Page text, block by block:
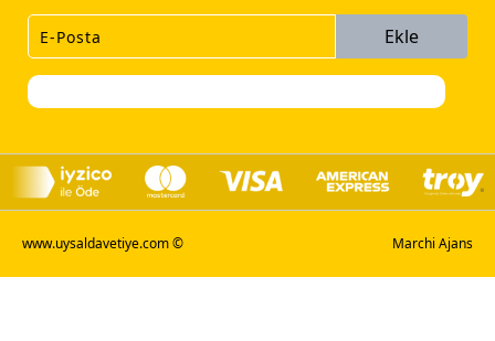
Ekle
www.uysaldavetiye.com © Marchi Ajans